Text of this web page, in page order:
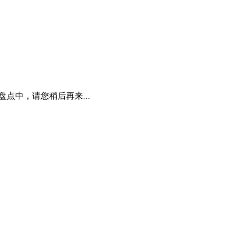
点中，请您稍后再来...